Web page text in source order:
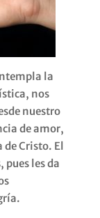
la
nos
nuestro
de amor,
de Cristo. El
les da